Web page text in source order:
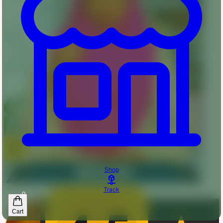
Shop
Track
0
Cart